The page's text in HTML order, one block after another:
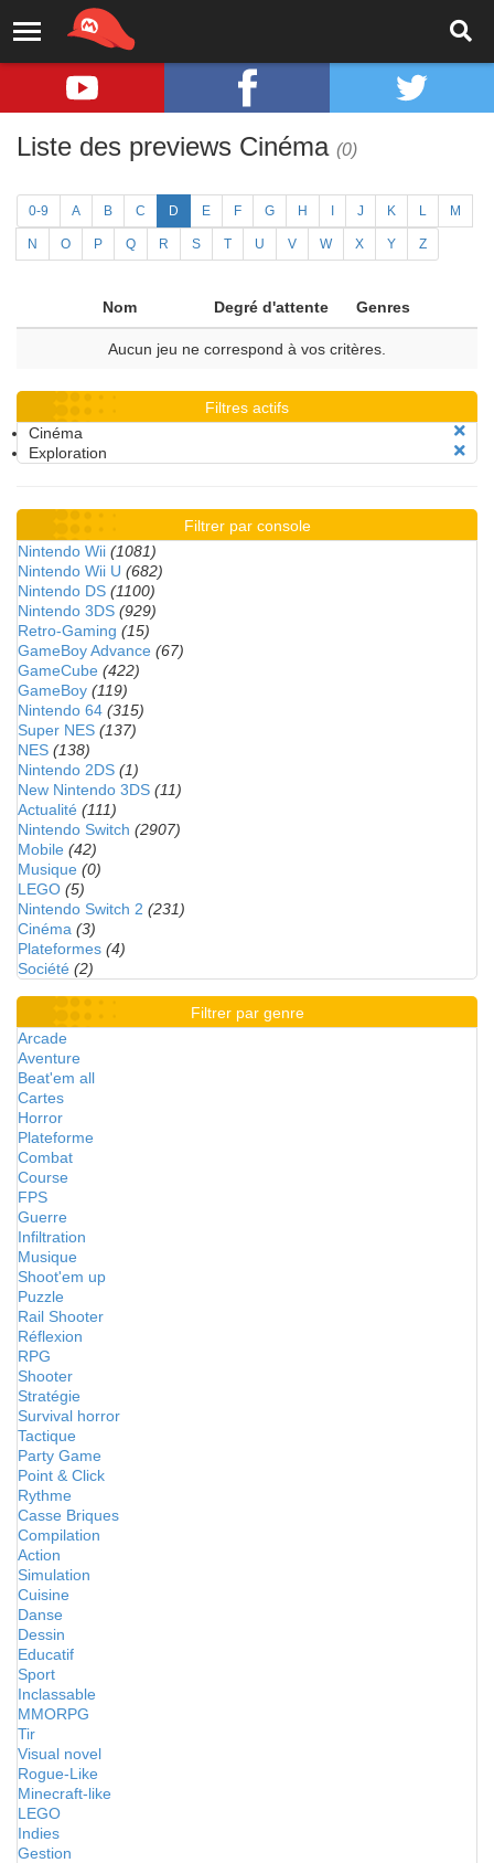
Liste des previews Cinéma (0)
0-9 A B C D E F G H J K L M
N O P Q R S T U V W X Y Z
Nom Degré d'attente Genres
Aucun jeu ne correspond à vos critères.
Filtres actifs
Cinéma
Exploration
Filtrer par console
Nintendo Wii (1081)
Nintendo Wii U (682)
Nintendo DS (1100)
Nintendo 3DS (929)
Retro-Gaming (15)
GameBoy Advance (67)
GameCube (422)
GameBoy (119)
Nintendo 64 (315)
Super NES (137)
NES (138)
Nintendo 2DS (1)
New Nintendo 3DS (11)
Actualité (111)
Nintendo Switch (2907)
Mobile (42)
Musique (0)
LEGO (5)
Nintendo Switch 2 (231)
Cinéma (3)
Plateformes (4)
Société (2)
Filtrer par genre
Arcade
Aventure
Beat'em all
Cartes
Horror
Plateforme
Combat
Course
FPS
Guerre
Infiltration
Musique
Shoot'em up
Puzzle
Rail Shooter
Réflexion
RPG
Shooter
Stratégie
Survival horror
Tactique
Party Game
Point & Click
Rythme
Casse Briques
Compilation
Action
Simulation
Cuisine
Danse
Dessin
Educatif
Sport
Inclassable
MMORPG
Tir
Visual novel
Rogue-Like
Minecraft-like
LEGO
Indies
Gestion